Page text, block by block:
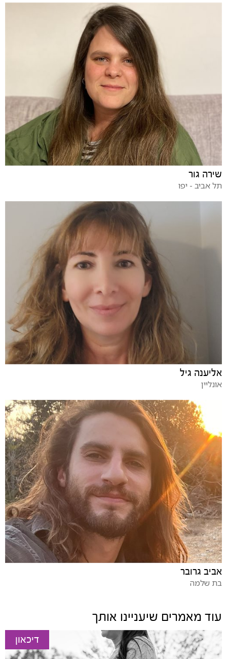
שירה גור
תל אביב - יפו
אליענה גיל
אונליין
אביב גרובר
בת שלמה
עוד מאמרים שיעניינו אותך
דיכאון